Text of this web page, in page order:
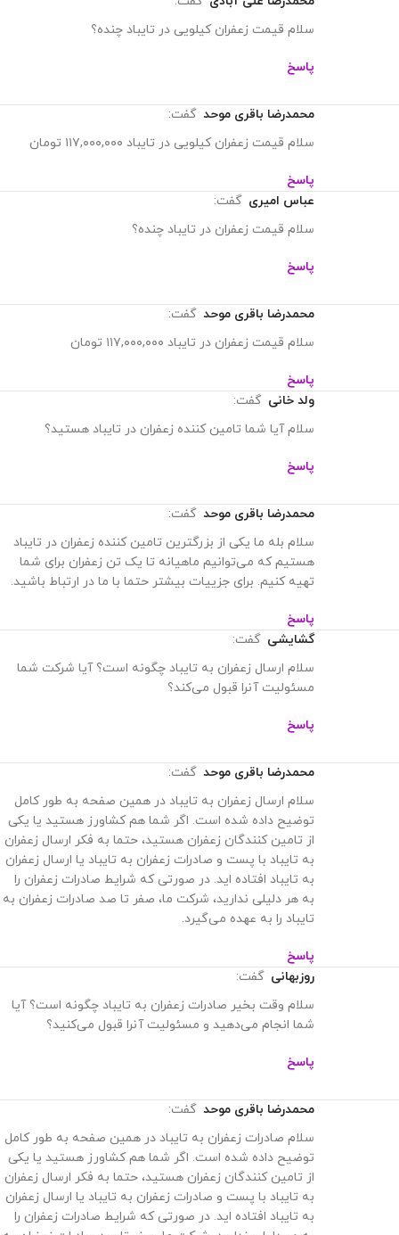
سلام قیمت زعفران کیلویی در تایباد چنده؟
پاسخ
محمدرضا باقری موحد گفت:
سلام قیمت زعفران کیلویی در تایباد ۱۱۷,۰۰۰,۰۰۰ تومان
پاسخ
عباس امیری گفت:
سلام قیمت زعفران در تایباد چنده؟
پاسخ
محمدرضا باقری موحد گفت:
سلام قیمت زعفران در تایباد ۱۱۷,۰۰۰,۰۰۰ تومان
پاسخ
ولد خانی گفت:
سلام آیا شما تامین کننده زعفران در تایباد هستید؟
پاسخ
محمدرضا باقری موحد گفت:
سلام بله ما یکی از بزرگترین تامین کننده زعفران در تایباد
هستیم که می‌توانیم ماهیانه تا یک تن زعفران برای شما
تهیه کنیم. برای جزییات بیشتر حتما با ما در ارتباط باشید.
پاسخ
گشایشی گفت:
سلام ارسال زعفران به تایباد چگونه است؟ آیا شرکت شما
مسئولیت آنرا قبول می‌کند؟
پاسخ
محمدرضا باقری موحد گفت:
سلام ارسال زعفران به تایباد در همین صفحه به طور کامل
توضیح داده شده است. اگر شما هم کشاورز هستید یا یکی
از تامین کنندگان زعفران هستید، حتما به فکر ارسال زعفران
به تایباد با پست و صادرات زعفران به تایباد یا ارسال زعفران
به تایباد افتاده اید. در صورتی که شرایط صادرات زعفران را
به هر دلیلی ندارید، شرکت ما، صفر تا صد صادرات زعفران به
تایباد را به عهده می‌گیرد.
پاسخ
روزبهانی گفت:
سلام وقت بخیر صادرات زعفران به تایباد چگونه است؟ آیا
شما انجام می‌دهید و مسئولیت آنرا قبول می‌کنید؟
پاسخ
محمدرضا باقری موحد گفت:
سلام صادرات زعفران به تایباد در همین صفحه به طور کامل
توضیح داده شده است. اگر شما هم کشاورز هستید یا یکی
از تامین کنندگان زعفران هستید، حتما به فکر ارسال زعفران
به تایباد با پست و صادرات زعفران به تایباد یا ارسال زعفران
به تایباد افتاده اید. در صورتی که شرایط صادرات زعفران را